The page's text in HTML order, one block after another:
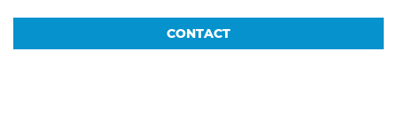
CONTACT